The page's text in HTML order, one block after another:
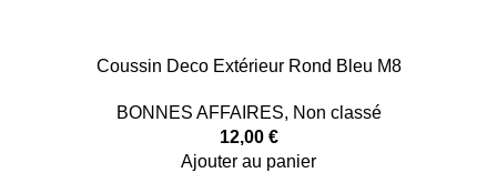
Coussin Deco Extérieur Rond Bleu M8
BONNES AFFAIRES, Non classé
12,00 €
Ajouter au panier